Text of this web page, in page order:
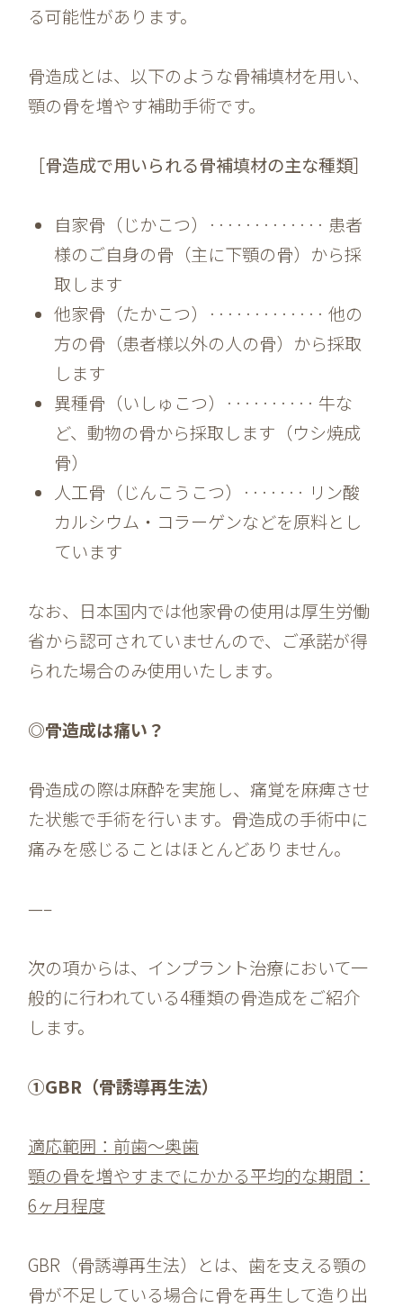
る可能性があります。
骨造成とは、以下のような骨補填材を用い、
顎の骨を増やす補助手術です。
［骨造成で用いられる骨補填材の主な種類］
自家骨（じかこつ）············· 患者
様のご自身の骨（主に下顎の骨）から採
取します
他家骨（たかこつ）············· 他の
方の骨（患者様以外の人の骨）から採取
します
異種骨（いしゅこつ）·········· 牛な
ど、動物の骨から採取します（ウシ焼成
骨）
人工骨（じんこうこつ）······· リン酸
カルシウム・コラーゲンなどを原料とし
ています
なお、日本国内では他家骨の使用は厚生労働
省から認可されていませんので、ご承諾が得
られた場合のみ使用いたします。
◎骨造成は痛い？
骨造成の際は麻酔を実施し、痛覚を麻痺させ
た状態で手術を行います。骨造成の手術中に
痛みを感じることはほとんどありません。
—–
次の項からは、インプラント治療において一
般的に行われている4種類の骨造成をご紹介
します。
①GBR（骨誘導再生法）
適応範囲：前歯～奥歯
顎の骨を増やすまでにかかる平均的な期間：
6ヶ月程度
GBR（骨誘導再生法）とは、歯を支える顎の
骨が不足している場合に骨を再生して造り出